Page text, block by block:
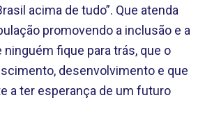
acima de tudo”. Que atenda
promovendo a inclusão e a
fique para trás, que o
desenvolvimento e que
a ter esperança de um futuro